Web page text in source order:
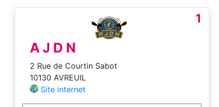
1
A J D N
2 Rue de Courtin Sabot
10130 AVREUIL
Site internet